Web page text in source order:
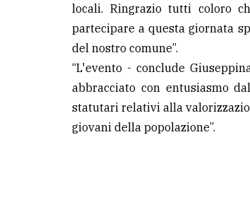
locali. Ringrazio tutti coloro
partecipare a questa giornata
del nostro comune”.
“L'evento - conclude
abbracciato con entusiasmo
statutari relativi alla
giovani della popolazione”.